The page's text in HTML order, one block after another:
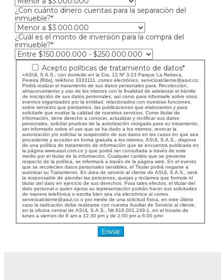
¿Con cuánto dinero cuentas para la separación del
inmueble?*
¿Cuál es el monto de inversión para la compra del
inmueble?*
Acepto políticas de tratamiento de datos*
«ASUL S.A.S., con domicilio en la Cra. 12 Nº 3-23 Parque La Rebeca,
Pereira (Rda), teléfono 3333111, correo electrónico servicioalcliente@asul.co;
Podrá realizar el tratamiento de sus datos personales para: Recolección,
almacenamiento y uso de los mismos con la ﬁnalidad de adelantar el trámite
de inscripción de sus datos personales, así como para informarle sobre otros
eventos organizados por la entidad, relacionados con nuestras funciones,
sobre servicios que prestamos, las publicaciones que elaboramos y para
solicitarle que evalúe la calidad de nuestros servicios. Como titular de
información, tiene derecho a conocer, actualizar y rectificar sus datos
personales, solicitar pruebas de la autorización otorgada para su tratamiento,
ser informado sobre el uso que se ha dado a los mismos, revocar la
autorización y/o solicitar la suspensión de sus datos en los casos en que sea
procedente y acceder en forma gratuita a los mismos. ASUL S.A.S., dispone
de una política de tratamiento de información que se encuentra publicada en
la página www.asul.com.co y que podrá ser consultada a través de este
medio por el titular de la información. Cualquier cambio que se presente
respecto de la política, se informará a través de la página web. En el evento
que se recolecten datos personales sensibles, el Titular podrá negarse a
autorizar su Tratamiento. En área de servicio al cliente de ASUL S.A.S., será
la responsable de atender las peticiones, quejas y reclamos que formule el
titular del dato en ejercicio de sus derechos. Para tales efectos, el titular del
dato personal o quien ejerza su representación podrán hacer sus solicitudes
de manera telefónica o escrita bien sea vía electrónica al correo
servicioalcliente@asul.co o por medio de una solicitud física, en este último
caso la radicación debe realizarse con nuestra Auxiliar de Servicio al cliente,
en la oﬁcina central de ASUL S.A.S., Nit 816.001.249-1, en el horario de
lunes a viernes de 8 am a 12:30 pm y de 2:00 pm a 6:00 pm»
Enviar